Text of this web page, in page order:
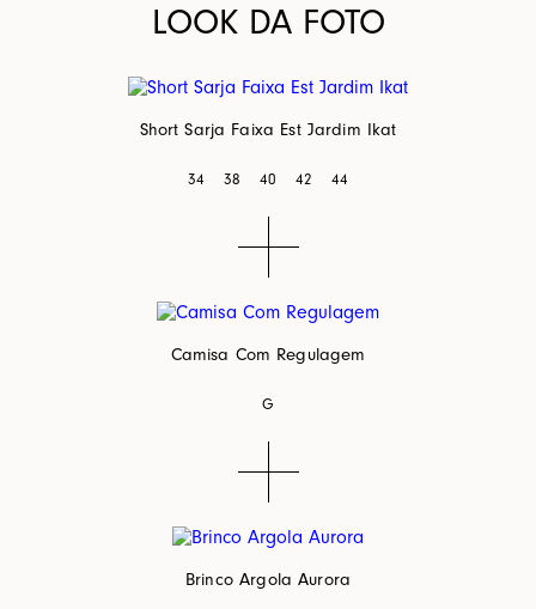
LOOK DA FOTO
Short Sarja Faixa Est Jardim Ikat
34 38 40 42 44
Camisa Com Regulagem
G
Brinco Argola Aurora